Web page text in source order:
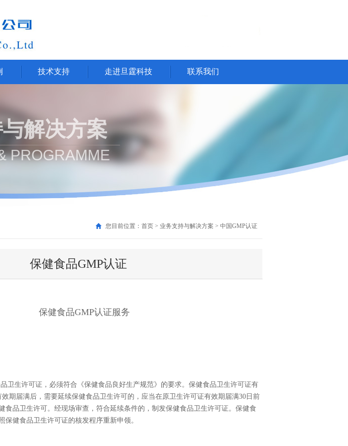
技术支持 走进旦霆科技 联系我们
解决方案
PROGRAMME
您目前位置：首页 > 业务支持与解决方案 > 中国GMP认证
保健食品GMP认证
保健食品GMP认证服务
生许可证，必须符合《保健食品良好生产规范》的要求。保健食品卫生许可证有
期届满后，需要延续保健食品卫生许可的，应当在原卫生许可证有效期届满30日前
食品卫生许可。经现场审查，符合延续条件的，制发保健食品卫生许可证。保健食
保健食品卫生许可证的核发程序重新申领。